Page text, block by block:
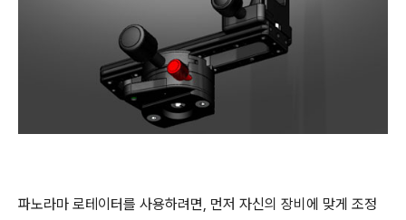
파노라마 로테이터를 사용하려면, 먼저 자신의 장비에 맞게 조정